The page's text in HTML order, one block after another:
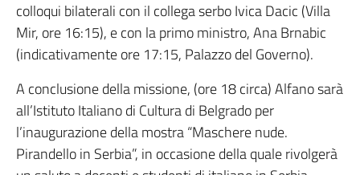
colloqui bilaterali con il collega serbo Ivica Dacic (Villa
Mir, ore 16:15), e con la primo ministro, Ana Brnabic
(indicativamente ore 17:15, Palazzo del Governo).
A conclusione della missione, (ore 18 circa) Alfano sarà
all’Istituto Italiano di Cultura di Belgrado per
l’inaugurazione della mostra “Maschere nude.
Pirandello in Serbia”, in occasione della quale rivolgerà